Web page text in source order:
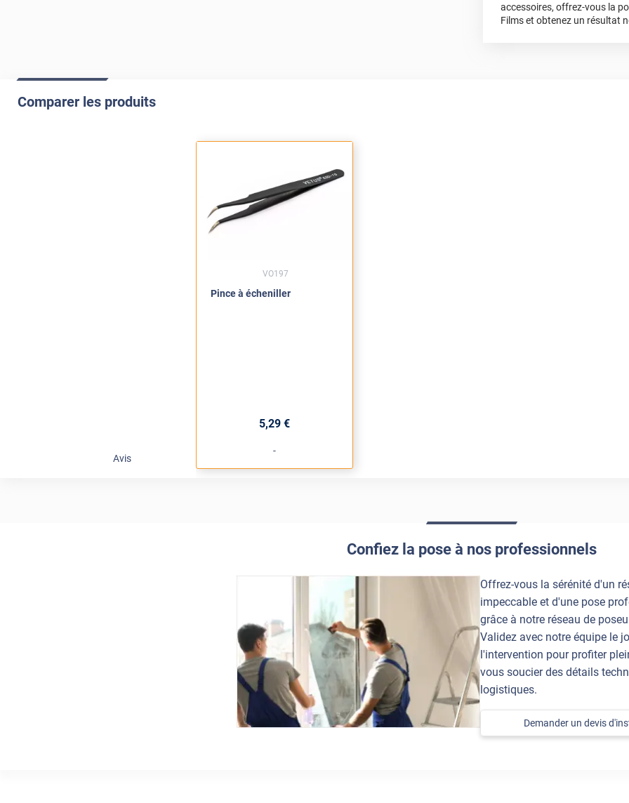
accessoires, offrez-vous la
Films et obtenez un résultat
Comparer les produits
Avis
Pince à écheniller
5,29 €
-
VO197
Confiez la pose à nos professionnels
Offrez-vous la sérénité d'un
impeccable et d'une pose
grâce à notre réseau de
Validez avec notre équipe le
l'intervention pour profiter
vous soucier des détails
logistiques.
Demander un devis